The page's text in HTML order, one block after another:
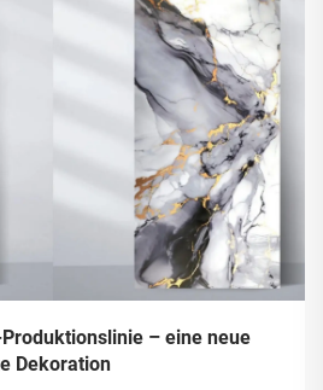
– eine neue
Dekoration